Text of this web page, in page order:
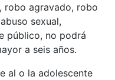
robo agravado, robo
sexual,
público, no podrá
a seis años.
al o la adolescente